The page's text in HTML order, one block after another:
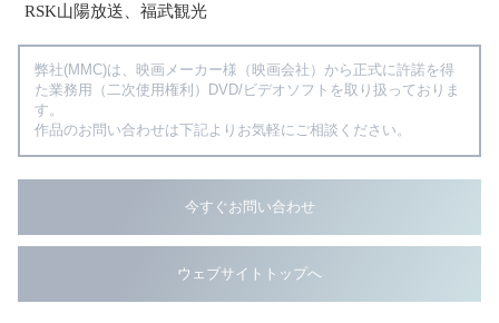
RSK山陽放送、福武観光
弊社(MMC)は、映画メーカー様（映画会社）から正式に許諾を得
た業務用（二次使用権利）DVD/ビデオソフトを取り扱っておりま
す。
作品のお問い合わせは下記よりお気軽にご相談ください。
今すぐお問い合わせ
ウェブサイトトップへ